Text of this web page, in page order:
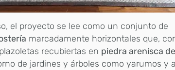
el proyecto se lee como un conjunto de
marcadamente horizontales que,
recubiertas en piedra arenisca de
de jardines y árboles como yarumos y